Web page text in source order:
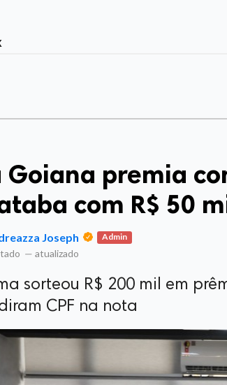
Goiana premia
com R$ 50
Joseph Admin
— atualizado
sorteou R$ 200 mil em
CPF na nota